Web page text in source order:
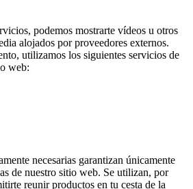
podemos mostrarte vídeos u otros
alojados por proveedores externos.
utilizamos los siguientes servicios de
web:
necesarias garantizan únicamente
de nuestro sitio web. Se utilizan, por
reunir productos en tu cesta de la